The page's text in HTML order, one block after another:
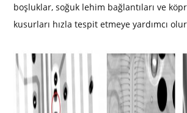
boşluklar, soğuk lehim bağlantıları ve
kusurları hızla tespit etmeye yardımcı